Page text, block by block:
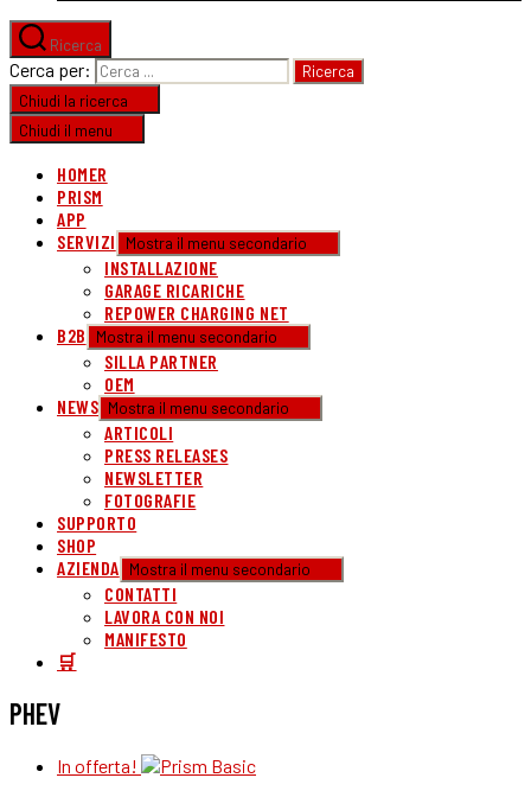
Ricerca
Cerca per:
Chiudi la ricerca
Chiudi il menu
HOMER
PRISM
APP
SERVIZI
Mostra il menu secondario
INSTALLAZIONE
GARAGE RICARICHE
REPOWER CHARGING NET
B2B
Mostra il menu secondario
SILLA PARTNER
OEM
NEWS Mostra il menu secondario
ARTICOLI
PRESS RELEASES
NEWSLETTER
FOTOGRAFIE
SUPPORTO
SHOP
AZIENDA
Mostra il menu secondario
CONTATTI
LAVORA CON NOI
MANIFESTO
🛒
PHEV
In offerta!